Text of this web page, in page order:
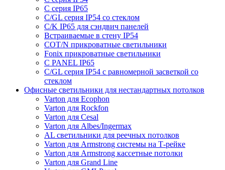
C серия IP65
C/GL серия IP54 со стеклом
C/K IP65 для сэндвич панелей
Встраиваемые в стену IP54
COT/N прикроватные светильники
Fonix прикроватные светильники
C PANEL IP65
C/GL серия IP54 с равномерной засветкой со
стеклом
Офисные светильники для нестандартных потолков
Varton для Ecophon
Varton для Rockfon
Varton для Cesal
Varton для Albes/Ingermax
AL светильники для реечных потолков
Varton для Armstrong системы на Т-рейке
Varton для Armstrong кассетные потолки
Varton для Grand Line